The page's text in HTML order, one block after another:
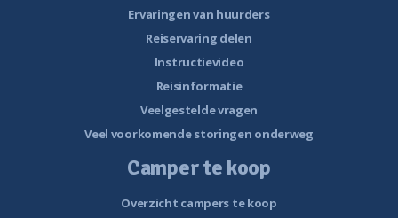
Ervaringen van huurders
Reiservaring delen
Instructievideo
Reisinformatie
Veelgestelde vragen
Veel voorkomende storingen onderweg
Camper te koop
Overzicht campers te koop